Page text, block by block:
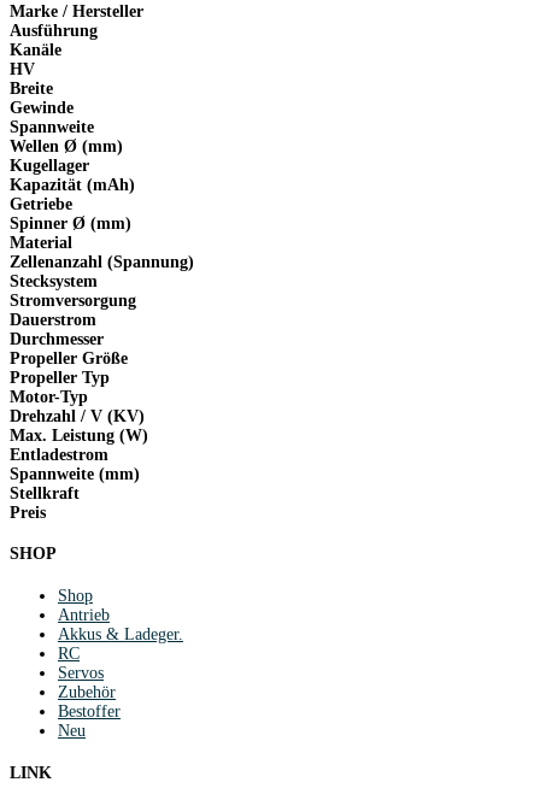
Marke / Hersteller
Ausführung
Kanäle
HV
Breite
Gewinde
Spannweite
Wellen Ø (mm)
Kugellager
Kapazität (mAh)
Getriebe
Spinner Ø (mm)
Material
Zellenanzahl (Spannung)
Stecksystem
Stromversorgung
Dauerstrom
Durchmesser
Propeller Größe
Propeller Typ
Motor-Typ
Drehzahl / V (KV)
Max. Leistung (W)
Entladestrom
Spannweite (mm)
Stellkraft
Preis
SHOP
Shop
Antrieb
Akkus & Ladeger.
RC
Servos
Zubehör
Bestoffer
Neu
LINK